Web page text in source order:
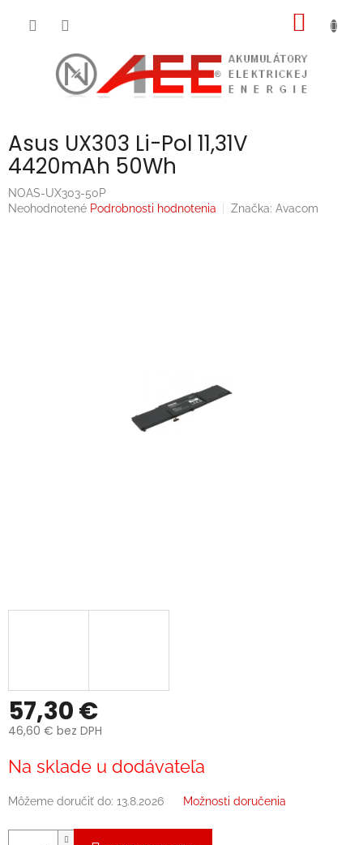
Asus UX303 Li-Pol 11,31V
4420mAh 50Wh
NOAS-UX303-50P
Priemerné
Neohodnotené Podrobnosti hodnotenia Značka: Avacom
57,30 €
46,60 € bez DPH
cena:
Na sklade u dodávateľa
Môžeme doručiť do: 13.8.2026 Možnosti doručenia